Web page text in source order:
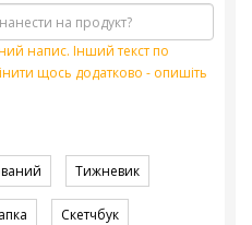
напис. Інший текст по
щось додатково - опишіть
Тижневик
Скетчбук